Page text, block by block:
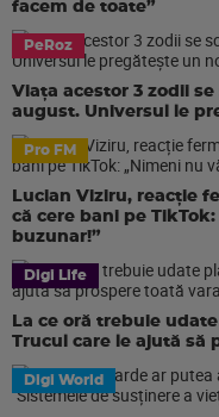
facem de toate”
PeRoz
Viața acestor 3 zodii
august. Universul le
Pro FM
Lucian Viziru, reacție
că cere bani pe
buzunar!”
Digi Life
La ce oră trebuie
Trucul care le ajută să
Digi World